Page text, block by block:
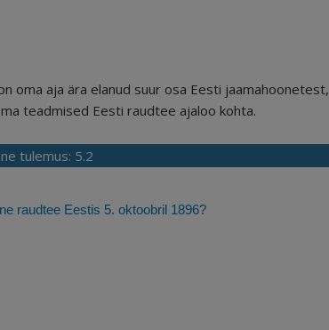
oma aja ära elanud suur osa Eesti jaamahoonetest,
teadmised Eesti raudtee ajaloo kohta.
tulemus: 5.2
raudtee Eestis 5. oktoobril 1896?